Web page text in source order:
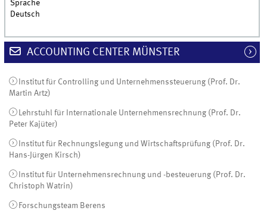
Sprache
Deutsch
ACCOUNTING CENTER MÜNSTER
Institut für Controlling und Unternehmenssteuerung (Prof. Dr.
Martin Artz)
Lehrstuhl für Internationale Unternehmensrechnung (Prof. Dr.
Peter Kajüter)
Institut für Rechnungslegung und Wirtschaftsprüfung (Prof. Dr.
Hans-Jürgen Kirsch)
Institut für Unternehmensrechnung und -besteuerung (Prof. Dr.
Christoph Watrin)
Forschungsteam Berens